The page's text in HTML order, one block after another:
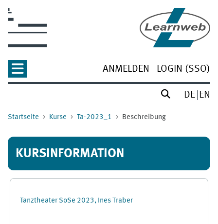
ANMELDEN LOGIN (SSO)
DE EN
Startseite Kurse Ta-2023_1 Beschreibung
KURSINFORMATION
Tanztheater SoSe 2023, Ines Traber